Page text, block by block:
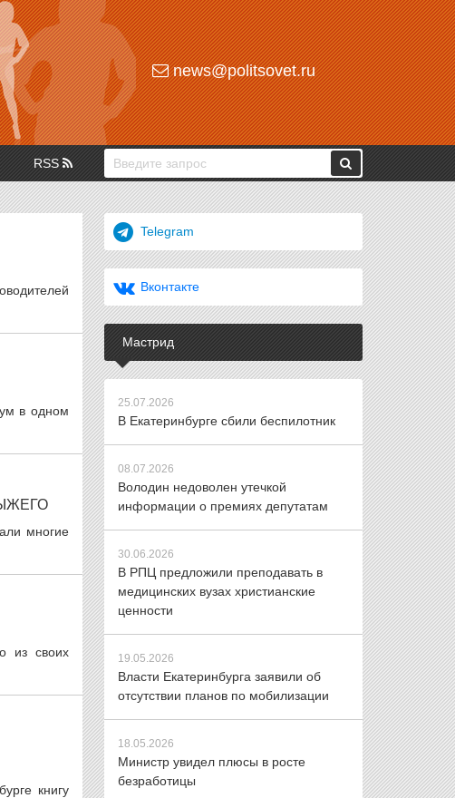
news@politsovet.ru
RSS
в одном
многие
из своих
книгу
Telegram
Вконтакте
Мастрид
25.07.2026
В Екатеринбурге сбили беспилотник
08.07.2026
Володин недоволен утечкой
информации о премиях депутатам
30.06.2026
В РПЦ предложили преподавать в
медицинских вузах христианские
ценности
19.05.2026
Власти Екатеринбурга заявили об
отсутствии планов по мобилизации
18.05.2026
Министр увидел плюсы в росте
безработицы